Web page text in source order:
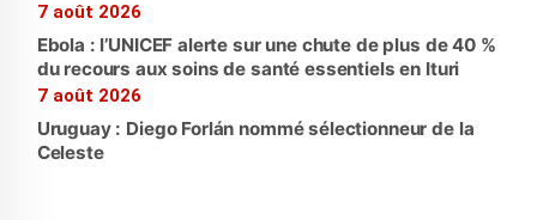
7 août 2026
Ebola : l’UNICEF alerte sur une chute de plus de 40 %
du recours aux soins de santé essentiels en Ituri
7 août 2026
Uruguay : Diego Forlán nommé sélectionneur de la
Celeste